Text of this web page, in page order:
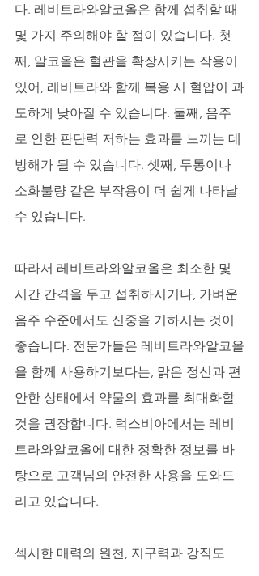
다. 레비트라와알코올은 함께 섭취할 때
몇 가지 주의해야 할 점이 있습니다. 첫
째, 알코올은 혈관을 확장시키는 작용이
있어, 레비트라와 함께 복용 시 혈압이 과
도하게 낮아질 수 있습니다. 둘째, 음주
로 인한 판단력 저하는 효과를 느끼는 데
방해가 될 수 있습니다. 셋째, 두통이나
소화불량 같은 부작용이 더 쉽게 나타날
수 있습니다.
따라서 레비트라와알코올은 최소한 몇
시간 간격을 두고 섭취하시거나, 가벼운
음주 수준에서도 신중을 기하시는 것이
좋습니다. 전문가들은 레비트라와알코올
을 함께 사용하기보다는, 맑은 정신과 편
안한 상태에서 약물의 효과를 최대화할
것을 권장합니다. 럭스비아에서는 레비
트라와알코올에 대한 정확한 정보를 바
탕으로 고객님의 안전한 사용을 도와드
리고 있습니다.
섹시한 매력의 원천, 지구력과 강직도